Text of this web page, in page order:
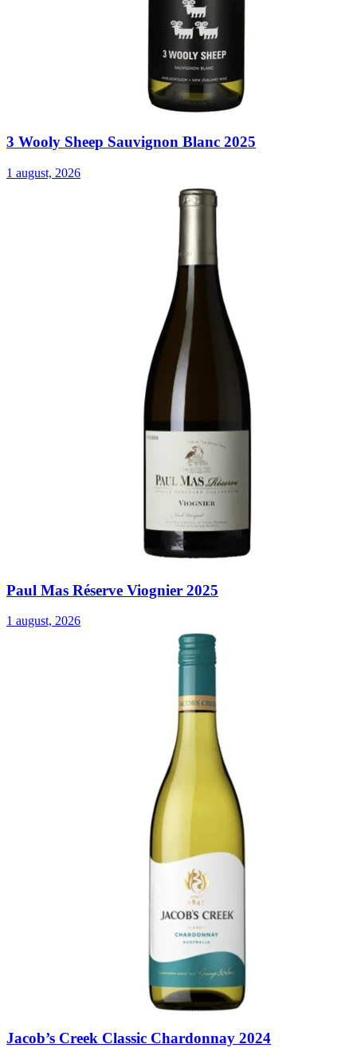
3 Wooly Sheep Sauvignon Blanc 2025
1 august, 2026
Paul Mas Réserve Viognier 2025
1 august, 2026
Jacob’s Creek Classic Chardonnay 2024